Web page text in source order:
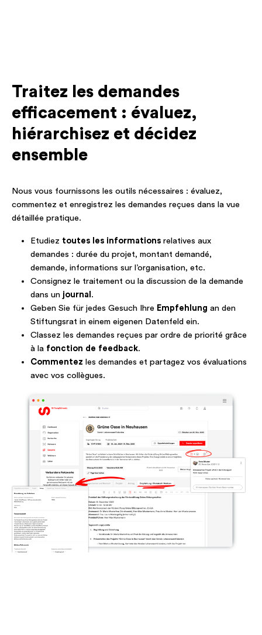
Traitez les demandes
efficacement : évaluez,
hiérarchisez et décidez
ensemble
Nous vous fournissons les outils nécessaires : évaluez,
commentez et enregistrez les demandes reçues dans la vue
détaillée pratique.
Etudiez toutes les informations relatives aux
demandes : durée du projet, montant demandé,
demande, informations sur l’organisation, etc.
Consignez le traitement ou la discussion de la demande
dans un journal .
Geben Sie für jedes Gesuch Ihre Empfehlung an den
Stiftungsrat in einem eigenen Datenfeld ein.
Classez les demandes reçues par ordre de priorité grâce
à la fonction de feedback.
Commentez les demandes et partagez vos évaluations
avec vos collègues.